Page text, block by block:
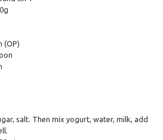
(OP)
salt. Then mix yogurt, water, milk, add